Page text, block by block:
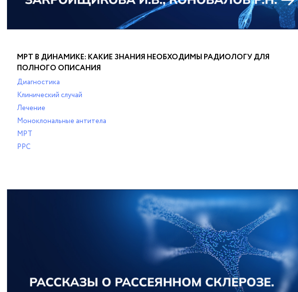
МРТ В ДИНАМИКЕ: КАКИЕ ЗНАНИЯ НЕОБХОДИМЫ РАДИОЛОГУ ДЛЯ
ПОЛНОГО ОПИСАНИЯ
Диагностика
Клинический случай
Лечение
Моноклональные антитела
МРТ
РРС